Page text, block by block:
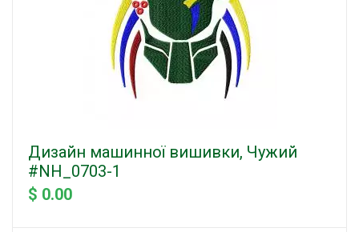
Дизайн машинної вишивки, Чужий
#NH_0703-1
$ 0.00